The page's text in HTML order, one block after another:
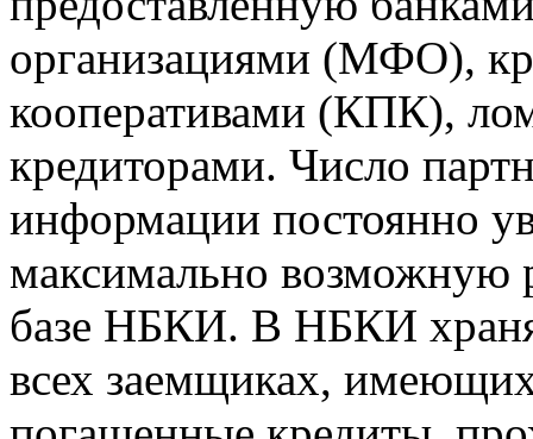
организациями (МФО),
кооперативами (КПК),
кредиторами. Число
информации постоянно
максимально возможную
базе НБКИ. В НБКИ
всех заемщиках,